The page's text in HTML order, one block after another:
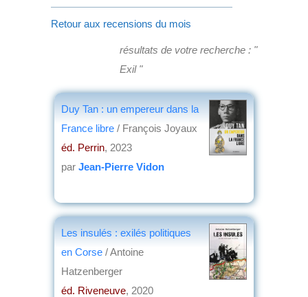
Retour aux recensions du mois
résultats de votre recherche : "
Exil "
Duy Tan : un empereur dans la
France libre / François Joyaux
éd. Perrin, 2023
par Jean-Pierre Vidon
Les insulés : exilés politiques
en Corse / Antoine
Hatzenberger
éd. Riveneuve, 2020